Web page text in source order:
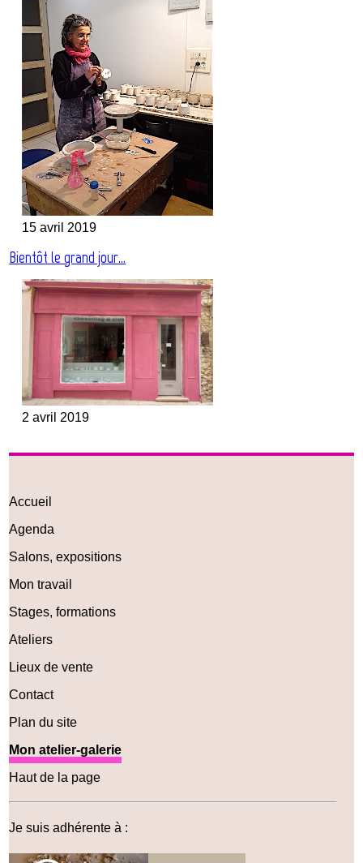
15 avril 2019
Bientôt le grand jour…
2 avril 2019
Accueil
Agenda
Salons, expositions
Mon travail
Stages, formations
Ateliers
Lieux de vente
Contact
Plan du site
Mon atelier-galerie
Haut de la page
Je suis adhérente à :